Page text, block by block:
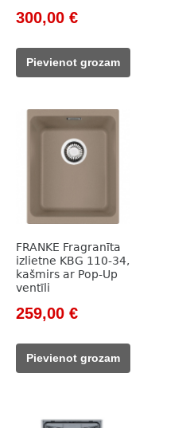
Original
was:
504,00 €.
300,00 €Current
300,00 €.
Pievienot grozam
FRANKE Fragranīta
izlietne KBG 110-34,
kašmirs ar Pop-Up
ventīli
Original
was:
345,00 €.
259,00 €Current
259,00 €.
Pievienot grozam